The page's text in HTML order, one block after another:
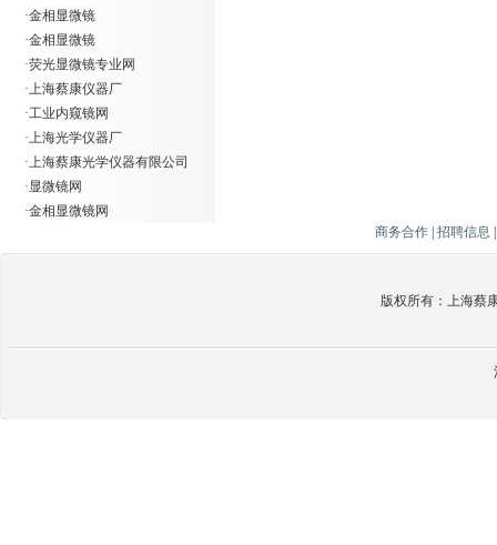
·金相显微镜
·金相显微镜
·荧光显微镜专业网
·上海蔡康仪器厂
·工业内窥镜网
·上海光学仪器厂
·上海蔡康光学仪器有限公司
·显微镜网
·金相显微镜网
商务合作 招聘信息
版权所有：上海蔡